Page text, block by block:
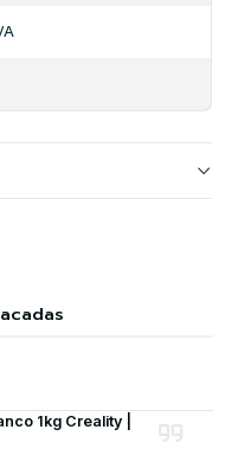
1kg Creality |